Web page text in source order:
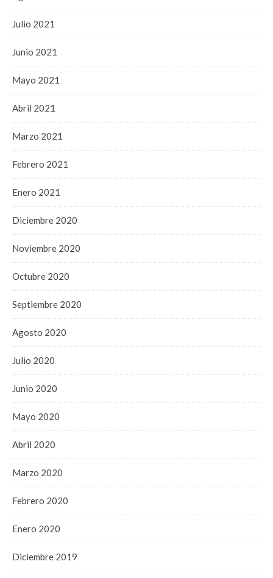
Julio 2021
Junio 2021
Mayo 2021
Abril 2021
Marzo 2021
Febrero 2021
Enero 2021
Diciembre 2020
Noviembre 2020
Octubre 2020
Septiembre 2020
Agosto 2020
Julio 2020
Junio 2020
Mayo 2020
Abril 2020
Marzo 2020
Febrero 2020
Enero 2020
Diciembre 2019